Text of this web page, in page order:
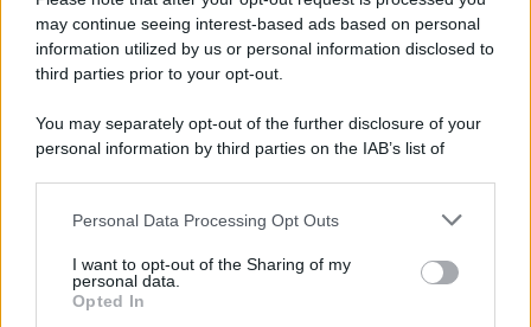
may continue seeing interest-based ads based on personal
information utilized by us or personal information disclosed to
third parties prior to your opt-out.
You may separately opt-out of the further disclosure of your
personal information by third parties on the IAB’s list of
This information may also be disclosed by us to third parties
disclose it to other third parties.
Please note that this website/app uses one or more Google
Personal Data Processing Opt Outs
I want to opt-out of the Sharing of my
personal data.
Opted In
Lo sapevi che...
anfiteatro romano del Veneto si trova
in questa città
Il Porto Antico di Genova si riempie di
tattoo artist: torna il grande evento di
settembre